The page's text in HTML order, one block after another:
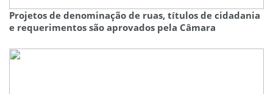
Projetos de denominação de ruas, títulos de cidadania
e requerimentos são aprovados pela Câmara